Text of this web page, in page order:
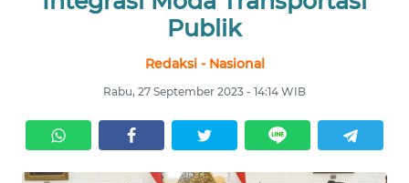
Publik
Redaksi - Nasional
Rabu, 27 September 2023 - 14:14 WIB
KRIMINAL
EKUIN